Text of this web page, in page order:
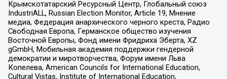
Крымскотатарский Ресурсный Центр, Глобальный союз
IndustriALL, Russian Election Monitor, Article 19, Мнение
медиа, Федерация анархического черного креста, Радио
Свободная Европа, Германское общество изучения
Восточной Европы, Фонд имени Фридриха Эберта, XZ
gGmbH, Мобильная академия поддержки гендерной
демократии и миротворчества, Форум имени Льва
Копелева, American Councils for International Education,
Cultural Vistas, Institute of International Education,